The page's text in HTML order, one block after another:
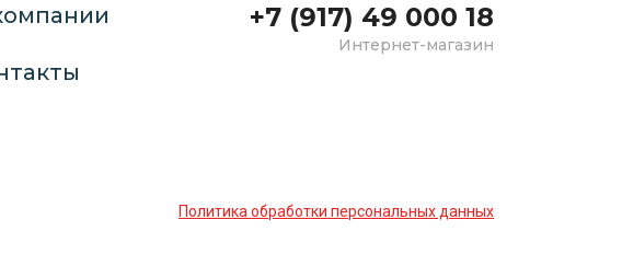
+7 (917) 49 000 18
Интернет-магазин
Политика обработки персональных данных